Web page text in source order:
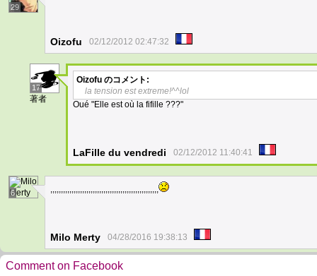
29
Oizofu 02/12/2012 02:47:32
17
著者
Oizofu のコメント:
la tension est extreme!^^lol
Oué "Elle est où la fifille ???"
LaFille du vendredi 02/12/2012 11:40:41
6 ,,,,,,,,,,,,,,,,,,,,,,,,,,,,,,,,,,,,,,,,,,,,,,,,,,,
Milo Merty 04/28/2016 19:38:13
Comment on Facebook